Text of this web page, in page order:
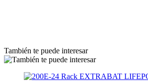
También te puede interesar